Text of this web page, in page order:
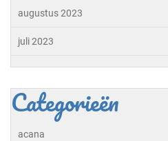
augustus 2023
juli 2023
Categorieën
acana